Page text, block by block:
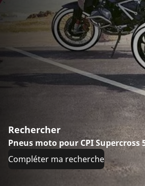
Rechercher
Pneus moto pour CPI Supercross
Compléter ma recherche